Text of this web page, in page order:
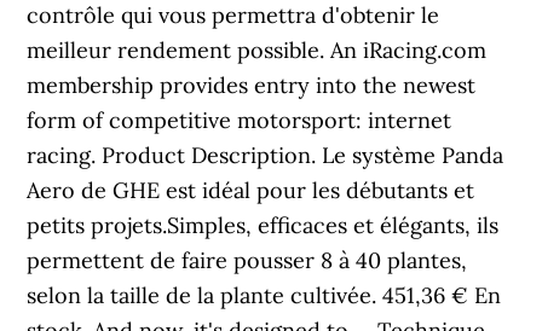
contrôle qui vous permettra d'obtenir le
meilleur rendement possible. An iRacing.com
membership provides entry into the newest
form of competitive motorsport: internet
racing. Product Description. Le système Panda
Aero de GHE est idéal pour les débutants et
petits projets.Simples, efficaces et élégants, ils
permettent de faire pousser 8 à 40 plantes,
selon la taille de la plante cultivée. 451,36 € En